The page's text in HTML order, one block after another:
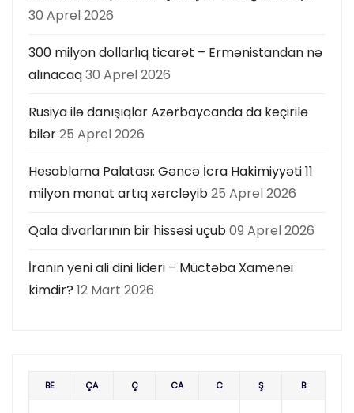
30 Aprel 2026
300 milyon dollarlıq ticarət – Ermənistandan nə
alınacaq30 Aprel 2026
Rusiya ilə danışıqlar Azərbaycanda da keçirilə
bilər25 Aprel 2026
Hesablama Palatası: Gəncə İcra Hakimiyyəti 11
milyon manat artıq xərcləyib25 Aprel 2026
Qala divarlarının bir hissəsi uçub09 Aprel 2026
İranın yeni ali dini lideri – Müctəba Xamenei
kimdir? 12 Mart 2026
BE ÇA Ç CA C Ş B